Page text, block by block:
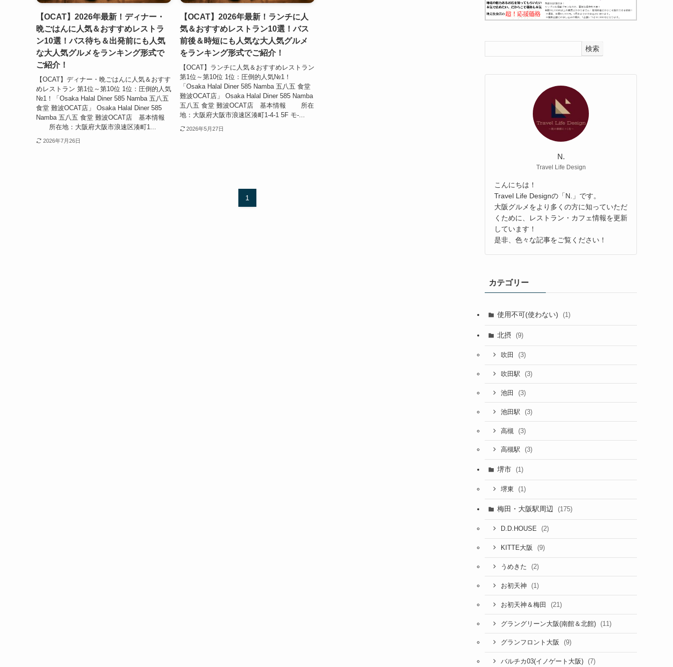
【OCAT】2026年最新！ディナー・
晩ごはんに人気＆おすすめレストラ
ン10選！バス待ち＆出発前にも人気
な大人気グルメをランキング形式で
ご紹介！
【OCAT】ディナー・晩ごはんに人気＆おすす
めレストラン 第1位～第10位 1位：圧倒的人気
№1！「Osaka Halal Diner 585 Namba 五八五
食堂 難波OCAT店」 Osaka Halal Diner 585
Namba 五八五 食堂 難波OCAT店 基本情報
所在地：大阪府大阪市浪速区湊町1...
2026年7月26日
【OCAT】2026年最新！ランチに人
気＆おすすめレストラン10選！バス
前後＆時短にも人気な大人気グルメ
をランキング形式でご紹介！
【OCAT】ランチに人気＆おすすめレストラン
第1位～第10位 1位：圧倒的人気№1！
「Osaka Halal Diner 585 Namba 五八五 食堂
難波OCAT店」 Osaka Halal Diner 585 Namba
五八五 食堂 難波OCAT店 基本情報 所在
地：大阪府大阪市浪速区湊町1-4-1 5F モ-...
2026年5月27日
1
検索
N.
Travel Life Design
こんにちは！
Travel Life Designの「N.」です。
大阪グルメをより多くの方に知っていただ
くために、レストラン・カフェ情報を更新
しています！
是非、色々な記事をご覧ください！
カテゴリー
使用不可(使わない) (1)
北摂 (9)
吹田 (3)
吹田駅 (3)
池田 (3)
池田駅 (3)
高槻 (3)
高槻駅 (3)
堺市 (1)
堺東 (1)
梅田・大阪駅周辺 (175)
D.D.HOUSE (2)
KITTE大阪 (9)
うめきた (2)
お初天神 (1)
お初天神＆梅田 (21)
グラングリーン大阪(南館＆北館) (11)
グランフロント大阪 (9)
バルチカ03(イノゲート大阪) (7)